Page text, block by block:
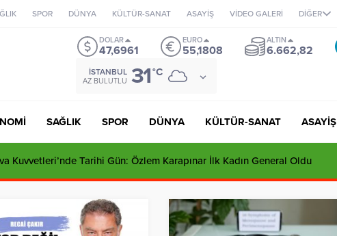
SPOR DÜNYA KÜLTÜR-SANAT ASAYİŞ VİDEO GALERİ DİĞER
DOLAR
47,6961
EURO
55,1808
ALTIN
6.662,82
İSTANBUL
AZ BULUTLU 31°C
SAĞLIK SPOR DÜNYA KÜLTÜR-SANAT ASAYİŞ
Kuvvetleri’nde Tarihi Gün: Özlem Karapınar İlk Kadın General Oldu